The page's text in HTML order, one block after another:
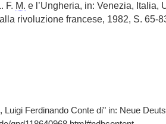
F. M. e l’Ungheria, in: Venezia, Italia,
rivoluzione francese, 1982, S. 65-
Ferdinando Conte di" in: Neue